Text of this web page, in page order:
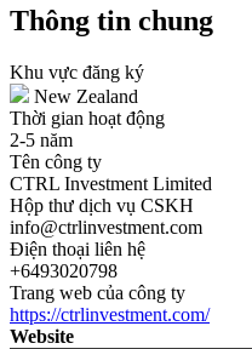
Thông tin chung
Khu vực đăng ký
New Zealand
Thời gian hoạt động
2-5 năm
Tên công ty
CTRL Investment Limited
Hộp thư dịch vụ CSKH
info@ctrlinvestment.com
Điện thoại liên hệ
+6493020798
Trang web của công ty
https://ctrlinvestment.com/
Website